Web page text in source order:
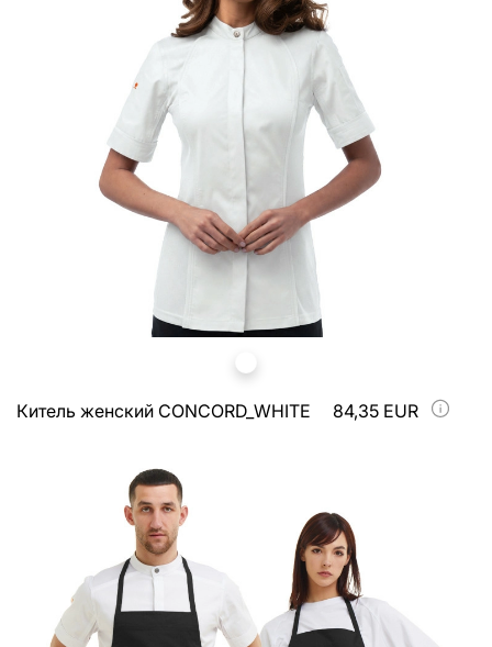
Китель женский CONCORD_WHITE 84,35 EUR